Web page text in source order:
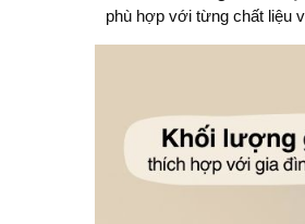
phù hợp với từng chất liệu